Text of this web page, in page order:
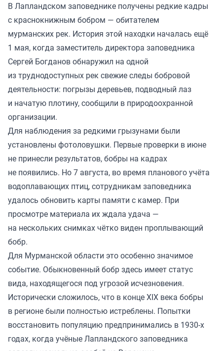
В Лапландском заповеднике получены редкие кадры
с краснокнижным бобром — обитателем
мурманских рек. История этой находки началась ещё
1 мая, когда заместитель директора заповедника
Сергей Богданов обнаружил на одной
из труднодоступных рек свежие следы бобровой
деятельности: погрызы деревьев, подводный лаз
и начатую плотину, сообщили в природоохранной
организации.
Для наблюдения за редкими грызунами были
установлены фотоловушки. Первые проверки в июне
не принесли результатов, бобры на кадрах
не появились. Но 7 августа, во время планового учёта
водоплавающих птиц, сотрудникам заповедника
удалось обновить карты памяти с камер. При
просмотре материала их ждала удача —
на нескольких снимках чётко виден проплывающий
бобр.
Для Мурманской области это особенно значимое
событие. Обыкновенный бобр здесь имеет статус
вида, находящегося под угрозой исчезновения.
Исторически сложилось, что в конце XIX века бобры
в регионе были полностью истреблены. Попытки
восстановить популяцию предпринимались в 1930-х
годах, когда учёные Лапландского заповедника